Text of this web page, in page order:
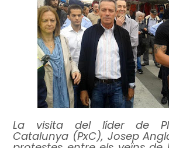
La visita del líder de
Catalunya (PxC), Josep